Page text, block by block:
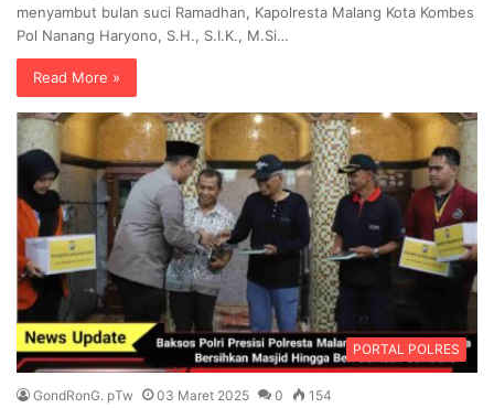
menyambut bulan suci Ramadhan, Kapolresta Malang Kota Kombes
Pol Nanang Haryono, S.H., S.I.K., M.Si…
Read More »
PORTAL POLRES
GondRonG. pTw 03 Maret 2025 0 154